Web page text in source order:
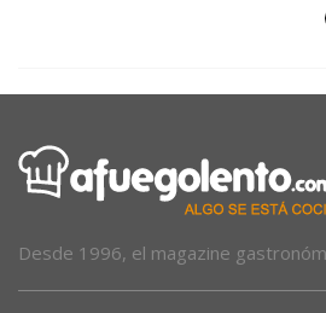
Desde 1996, el magazine